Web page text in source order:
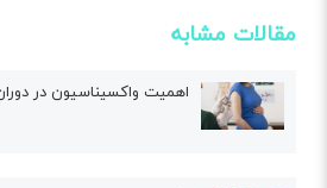
مقالات مشابه
اهمیت واکسیناسیون در دوران